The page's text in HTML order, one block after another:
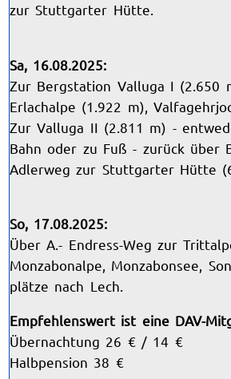
zur Stuttgarter Hütte.
Sa, 16.08.2025:
Zur Bergstation Valluga I (2.650
Erlachalpe (1.922 m),
Zur Valluga II (2.811 m) -
Bahn oder zu Fuß - zurück über
Adlerweg zur Stuttgarter Hütte
So, 17.08.2025:
Über A.- Endress-Weg zur
Monzabonalpe, Monzabonsee,
plätze nach Lech.
Empfehlenswert ist eine DAV-
Übernachtung 26 € / 14 €
Halbpension 38 €